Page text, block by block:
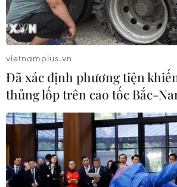
vietnamplus.vn
Đã xác định phương tiện
thủng lốp trên cao tốc Bắc-